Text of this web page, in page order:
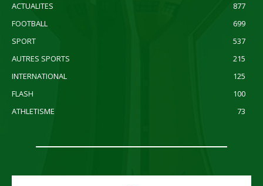
ACTUALITES
877
FOOTBALL
699
SPORT
537
AUTRES SPORTS
215
INTERNATIONAL
125
FLASH
100
ATHLETISME
73